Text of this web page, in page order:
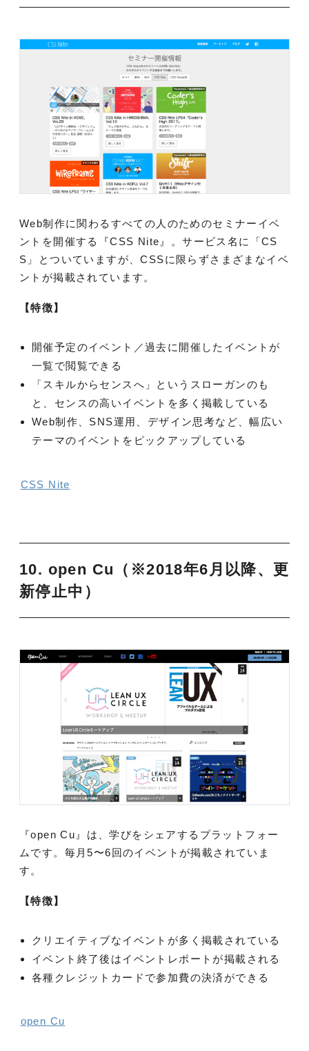
Web制作に関わるすべての人のためのセミナーイベ
ントを開催する『CSS Nite』。サービス名に「CS
S」とついていますが、CSSに限らずさまざまなイベ
ントが掲載されています。
【特徴】
開催予定のイベント／過去に開催したイベントが
一覧で閲覧できる
「スキルからセンスへ」というスローガンのも
と、センスの高いイベントを多く掲載している
Web制作、SNS運用、デザイン思考など、幅広い
テーマのイベントをピックアップしている
CSS Nite
10. open Cu（※2018年6月以降、更
新停止中）
『open Cu』は、学びをシェアするプラットフォー
ムです。毎月5〜6回のイベントが掲載されていま
す。
【特徴】
クリエイティブなイベントが多く掲載されている
イベント終了後はイベントレポートが掲載される
各種クレジットカードで参加費の決済ができる
open Cu